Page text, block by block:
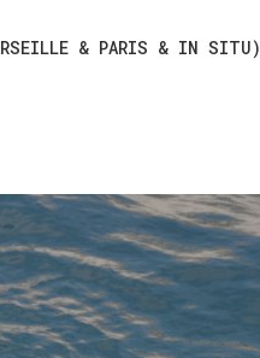
& PARIS & IN SITU)